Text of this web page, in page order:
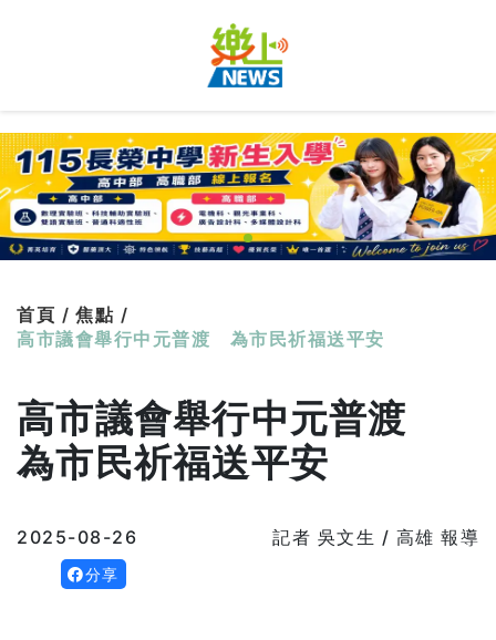
首頁 / 焦點 /
高市議會舉行中元普渡 為市民祈福送平安
高市議會舉行中元普渡
為市民祈福送平安
2025-08-26 記者 吳文生 / 高雄 報導
分享